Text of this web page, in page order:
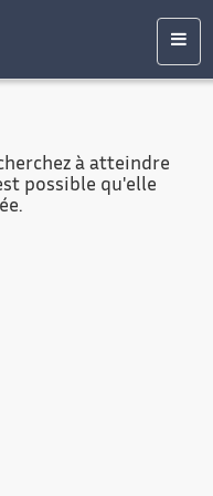
Mentions
à atteindre
possible qu'elle